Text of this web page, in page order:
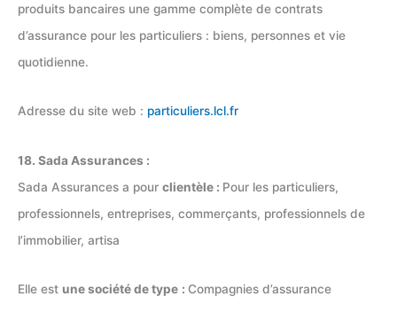
produits bancaires une gamme complète de contrats
d’assurance pour les particuliers : biens, personnes et vie
quotidienne.
Adresse du site web : particuliers.lcl.fr
18. Sada Assurances :
Sada Assurances a pour clientèle : Pour les particuliers,
professionnels, entreprises, commerçants, professionnels de
l’immobilier, artisa
Elle est une société de type : Compagnies d’assurance